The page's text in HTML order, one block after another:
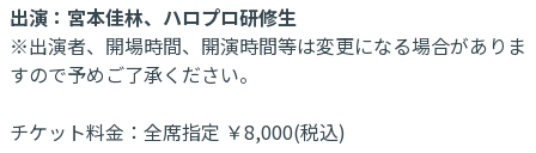
出演：宮本佳林、 ハロプロ研修生
※出演者、開場時間、開演時間等は変更になる場合がありま
すので予めご了承ください。
チケット料金：全席指定 ￥8,000(税込)